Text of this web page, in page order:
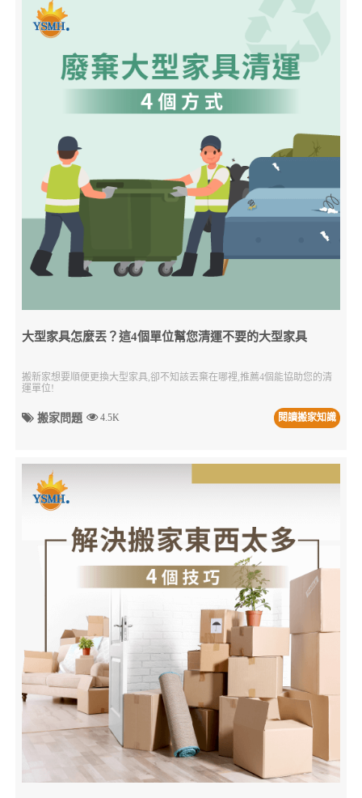
大型家具怎麼丟？這4個單位幫您清運不要的大型家具
搬新家想要順便更換大型家具,卻不知該丟棄在哪裡,推薦4個能協助您的清
運單位!
搬家問題 4.5K 閱讀搬家知識